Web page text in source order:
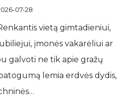
07-28
vietą gimtadieniui,
įmonės vakarėliui ar
galvoti ne tik apie gražų
lemia erdvės dydis,